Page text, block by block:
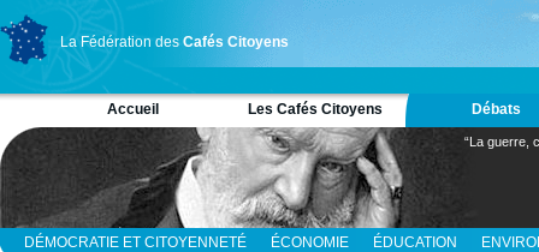
La Fédération des Cafés Citoyens
Accueil Les Cafés Citoyens Débats
“La guerre,
DÉMOCRATIE ET CITOYENNETÉ ÉCONOMIE ÉDUCATION